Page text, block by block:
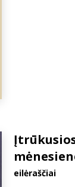
eilėraščiai